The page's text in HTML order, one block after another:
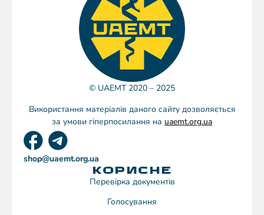
© UAEMT 2020 – 2025
Використання матеріалів даного сайту дозволяється
за умови гіперпосилання на uaemt.org.ua
shop@uaemt.org.ua
КОРИСНЕ
Перевірка документів
Голосування